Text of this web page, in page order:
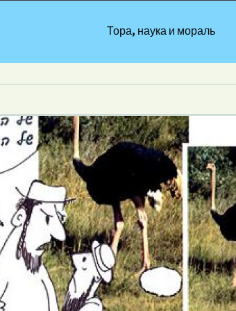
Тора, наука и мораль